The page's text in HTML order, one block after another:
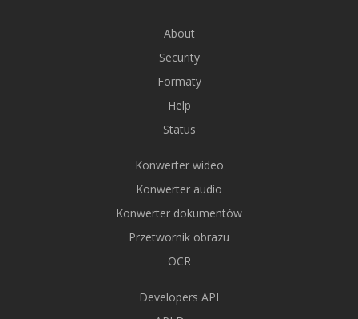
About
Security
Formaty
Help
Status
Konwerter wideo
Konwerter audio
Konwerter dokumentów
Przetwornik obrazu
OCR
Developers API